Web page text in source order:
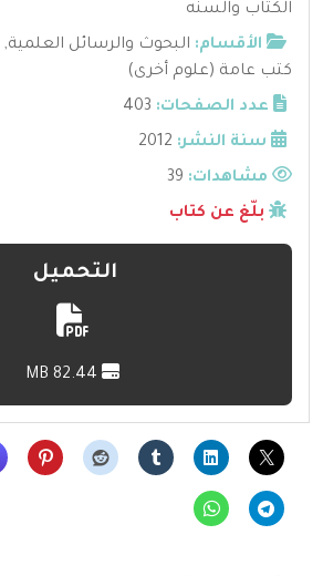
الكتاب والسنه
الأقسام: البحوث والرسائل العلمية,
كتب عامة (علوم أخرى)
عدد الصفحات: 403
سنة النشر: 2012
مشاهدات:
بلّغ عن كتاب
التحميل